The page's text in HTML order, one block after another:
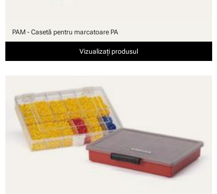
PAM - Casetă pentru marcatoare PA
Vizualizați produsul